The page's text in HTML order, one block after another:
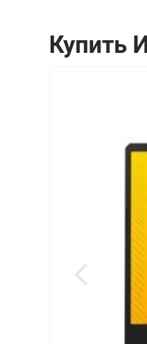
Купить